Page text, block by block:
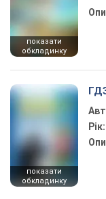
показати
обкладинку
показати
обкладинку
Рік: